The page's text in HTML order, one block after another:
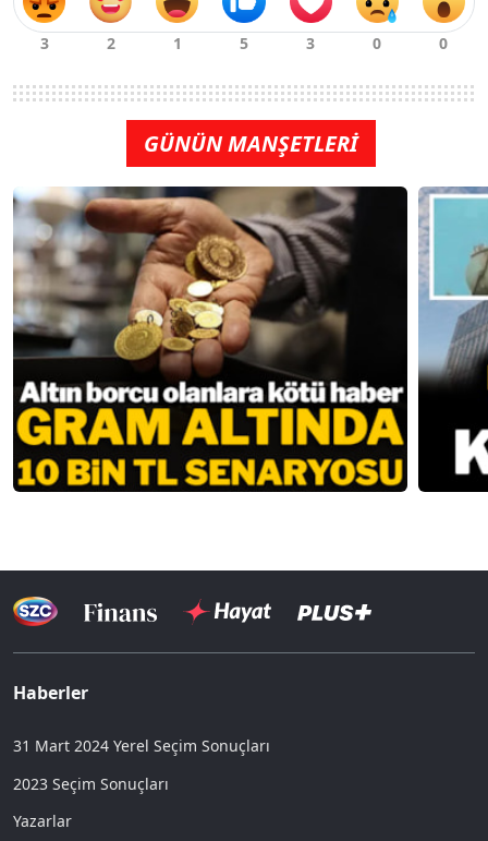
GÜNÜN MANŞETLERİ
Haberler
31 Mart 2024 Yerel Seçim Sonuçları
2023 Seçim Sonuçları
Yazarlar